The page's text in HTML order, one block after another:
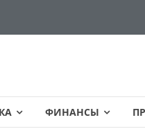
ФИНАНСЫ